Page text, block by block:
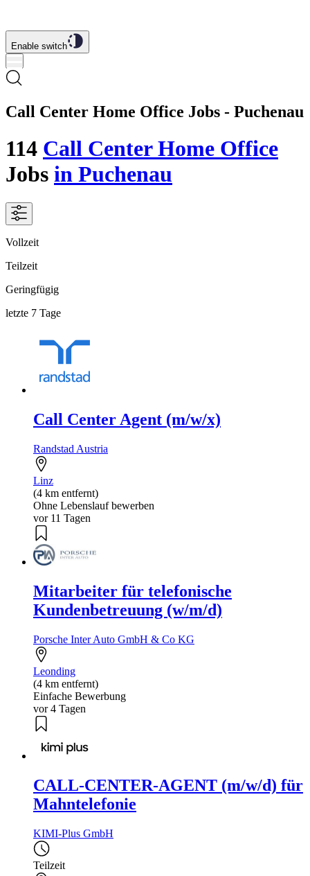
Enable switch
Call Center Home Office Jobs - Puchenau
114 Call Center Home Office
Jobs in Puchenau
Vollzeit
Teilzeit
Geringfügig
letzte 7 Tage
Call Center Agent (m/w/x)
Randstad Austria
Linz
(4 km entfernt)
Ohne Lebenslauf bewerben
vor 11 Tagen
Mitarbeiter für telefonische
Kundenbetreuung (w/m/d)
Porsche Inter Auto GmbH & Co KG
Leonding
(4 km entfernt)
Einfache Bewerbung
vor 4 Tagen
CALL-CENTER-AGENT (m/w/d) für
Mahntelefonie
KIMI-Plus GmbH
Teilzeit